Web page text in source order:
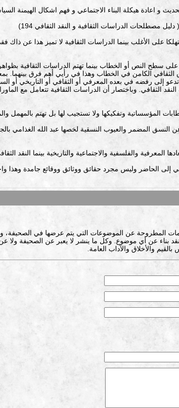
الثقافي الكامن في الخطاب وهذا في رأيي أهم فرق بينهما.
إلى رفضه في بعده المعرفي أو الثقافي أو التاريخي أو
الثقافي. وباختصار أن الدراسات الثقافية تتعامل مع
إلى الحاضر وليس مجرد حقائق ووثائق ووقائع جامدة وهذا
المطروحة عن الموضوعات التي يتم عرضها في الصحيفة،
بناء عن أي موضوع. وكل ما ينشر لا يعبر عن الصحيفة ولا
والأخلاق والآداب العامة.